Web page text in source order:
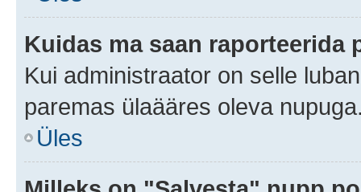
Kuidas ma saan raporteerida
Kui administraator on selle
paremas ülaääres oleva
Üles